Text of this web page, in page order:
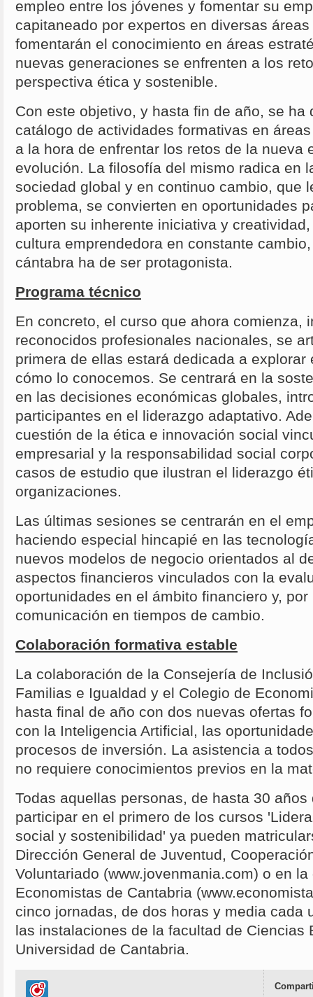
empleo entre los jóvenes y fomentar su
capitaneado por expertos en diversas
fomentarán el conocimiento en áreas
nuevas generaciones se enfrenten a los
perspectiva ética y sostenible.
Con este objetivo, y hasta fin de año, se ha
catálogo de actividades formativas en
a la hora de enfrentar los retos de la nueva
evolución. La filosofía del mismo radica en
sociedad global y en continuo cambio, que
problema, se convierten en oportunidades
aporten su inherente iniciativa y
cultura emprendedora en constante
cántabra ha de ser protagonista.
Programa técnico
En concreto, el curso que ahora comienza,
reconocidos profesionales nacionales, se
primera de ellas estará dedicada a explorar
cómo lo conocemos. Se centrará en la
en las decisiones económicas globales,
participantes en el liderazgo adaptativo.
cuestión de la ética e innovación social
empresarial y la responsabilidad social
casos de estudio que ilustran el liderazgo
organizaciones.
Las últimas sesiones se centrarán en el
haciendo especial hincapié en las
nuevos modelos de negocio orientados al
aspectos financieros vinculados con la
oportunidades en el ámbito financiero y,
comunicación en tiempos de cambio.
Colaboración formativa estable
La colaboración de la Consejería de
Familias e Igualdad y el Colegio de
hasta final de año con dos nuevas ofertas
con la Inteligencia Artificial, las
procesos de inversión. La asistencia a
no requiere conocimientos previos en la
Todas aquellas personas, de hasta 30
participar en el primero de los cursos
social y sostenibilidad' ya pueden
Dirección General de Juventud,
Voluntariado (www.jovenmania.com) o en
Economistas de Cantabria
cinco jornadas, de dos horas y media cada
las instalaciones de la facultad de Ciencias
Universidad de Cantabria.